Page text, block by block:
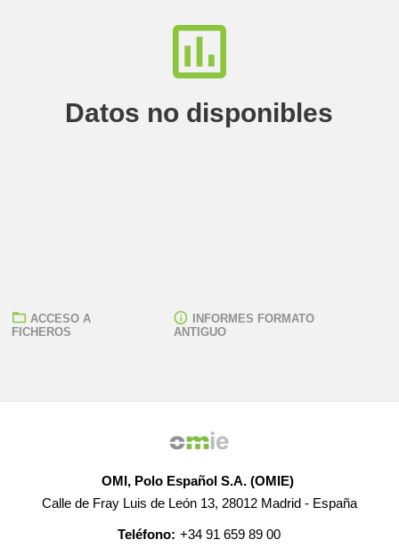
Datos no disponibles
ACCESO A
FICHEROS
INFORMES FORMATO
ANTIGUO
OMI, Polo Español S.A. (OMIE)
Calle de Fray Luis de León 13, 28012 Madrid - España
Teléfono: +34 91 659 89 00